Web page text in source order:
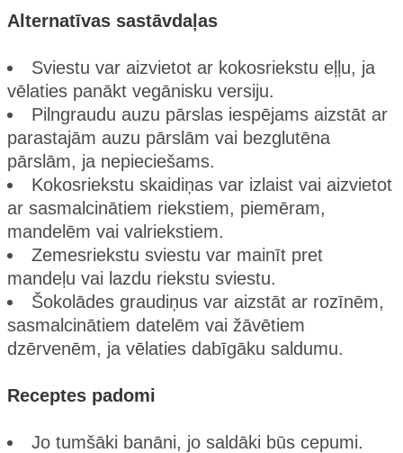
Alternatīvas sastāvdaļas
Sviestu var aizvietot ar kokosriekstu eļļu, ja
vēlaties panākt vegānisku versiju.
Pilngraudu auzu pārslas iespējams aizstāt ar
parastajām auzu pārslām vai bezglutēna
pārslām, ja nepieciešams.
Kokosriekstu skaidiņas var izlaist vai aizvietot
ar sasmalcinātiem riekstiem, piemēram,
mandelēm vai valriekstiem.
Zemesriekstu sviestu var mainīt pret
mandeļu vai lazdu riekstu sviestu.
Šokolādes graudiņus var aizstāt ar rozīnēm,
sasmalcinātiem datelēm vai žāvētiem
dzērvenēm, ja vēlaties dabīgāku saldumu.
Receptes padomi
Jo tumšāki banāni, jo saldāki būs cepumi.